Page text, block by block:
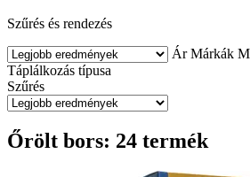
Szűrés és rendezés
Ár Márkák
Táplálkozás típusa
Szűrés
Őrölt bors: 24 termék